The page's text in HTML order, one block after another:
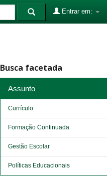
Entrar em:
Busca facetada
Assunto
Currículo
Formação Continuada
Gestão Escolar
Políticas Educacionais